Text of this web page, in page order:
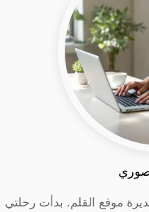
موقع القلم. بدأت رحلتي